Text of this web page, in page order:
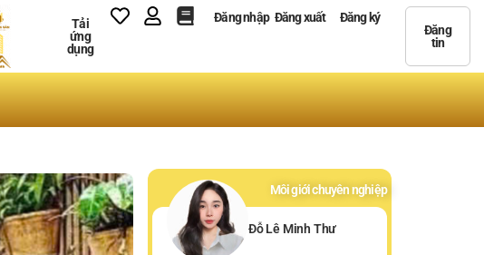
Tải
ứng
dụng
Đăng nhập Đăng xuất
Đăng ký
Đăng
tin
Môi giới chuyên nghiệp
Đỗ Lê Minh Thư